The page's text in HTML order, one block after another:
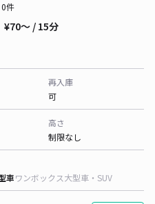
件
¥70〜 / 15分
再入庫
可
高さ
制限なし
車ワンボックス大型車・SUV